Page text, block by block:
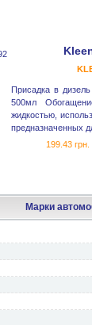
Марки
Присадка в
500мл
жидкостью,
предназначенных
199.43 грн.